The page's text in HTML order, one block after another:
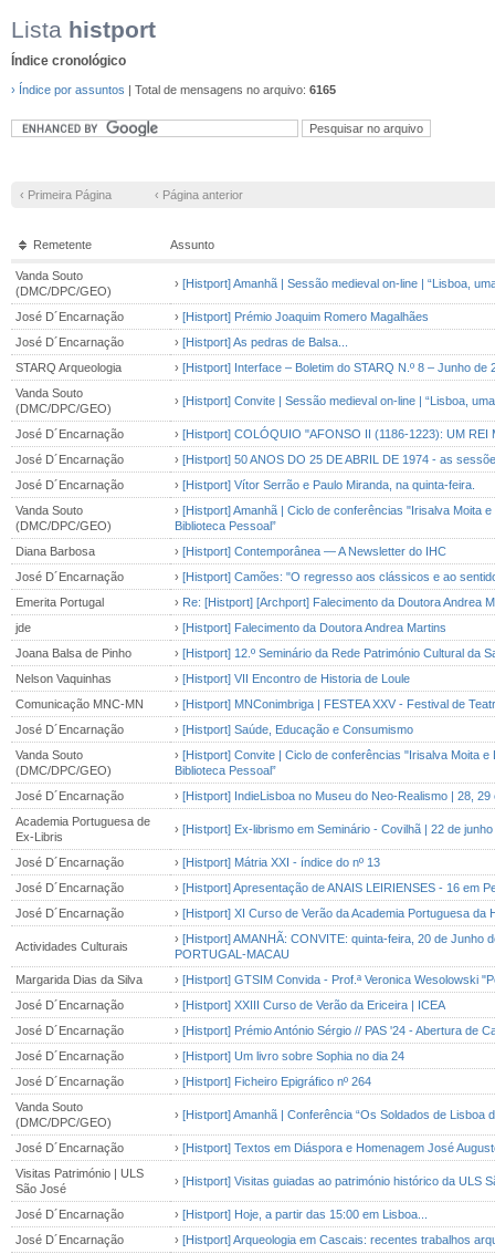
Lista histport
Índice cronológico
› Índice por assuntos | Total de mensagens no arquivo: 6165
‹ Primeira Página ‹ Página anterior
Remetente Assunto
Vanda Souto
(DMC/DPC/GEO)
› [Histport] Amanhã | Sessão medieval on-line | “Lisboa,
José D´Encarnação › [Histport] Prémio Joaquim Romero Magalhães
José D´Encarnação
› [Histport] As pedras de Balsa...
STARQ Arqueologia
› [Histport] Interface – Boletim do STARQ N.º 8 – Junho de
Vanda Souto
(DMC/DPC/GEO)
› [Histport] Convite | Sessão medieval on-line | “Lisboa,
José D´Encarnação › [Histport] COLÓQUIO "AFONSO II (1186-1223): UM REI
José D´Encarnação
› [Histport] 50 ANOS DO 25 DE ABRIL DE 1974 - as
José D´Encarnação
› [Histport] Vítor Serrão e Paulo Miranda, na quinta-feira.
Vanda Souto
(DMC/DPC/GEO)
› [Histport] Amanhã | Ciclo de conferências "Irisalva Moita
Biblioteca Pessoal”
Diana Barbosa
› [Histport] Contemporânea — A Newsletter do IHC
José D´Encarnação
› [Histport] Camões: "O regresso aos clássicos e ao
Emerita Portugal
› Re: [Histport] [Archport] Falecimento da Doutora Andrea
jde
› [Histport] Falecimento da Doutora Andrea Martins
Joana Balsa de Pinho
› [Histport] 12.º Seminário da Rede Património Cultural da
Nelson Vaquinhas
› [Histport] VII Encontro de Historia de Loule
Comunicação MNC-MN
› [Histport] MNConimbriga | FESTEA XXV - Festival de
José D´Encarnação
› [Histport] Saúde, Educação e Consumismo
Vanda Souto
(DMC/DPC/GEO)
› [Histport] Convite | Ciclo de conferências "Irisalva Moita
Biblioteca Pessoal”
José D´Encarnação
› [Histport] IndieLisboa no Museu do Neo-Realismo | 28, 29
Academia Portuguesa de
Ex-Libris
› [Histport] Ex-librismo em Seminário - Covilhã | 22 de
José D´Encarnação › [Histport] Mátria XXI - índice do nº 13
José D´Encarnação
› [Histport] Apresentação de ANAIS LEIRIENSES - 16 em
José D´Encarnação
› [Histport] XI Curso de Verão da Academia Portuguesa da
Actividades Culturais
› [Histport] AMANHÃ: CONVITE: quinta-feira, 20 de Junho
PORTUGAL-MACAU
Margarida Dias da Silva
› [Histport] GTSIM Convida - Prof.ª Veronica Wesolowski
José D´Encarnação
› [Histport] XXIII Curso de Verão da Ericeira | ICEA
José D´Encarnação
› [Histport] Prémio António Sérgio // PAS '24 - Abertura de
José D´Encarnação
› [Histport] Um livro sobre Sophia no dia 24
José D´Encarnação
› [Histport] Ficheiro Epigráfico nº 264
Vanda Souto
(DMC/DPC/GEO)
› [Histport] Amanhã | Conferência “Os Soldados de Lisboa
José D´Encarnação › [Histport] Textos em Diáspora e Homenagem José
Visitas Património | ULS
São José
› [Histport] Visitas guiadas ao património histórico da ULS
José D´Encarnação › [Histport] Hoje, a partir das 15:00 em Lisboa...
José D´Encarnação
› [Histport] Arqueologia em Cascais: recentes trabalhos